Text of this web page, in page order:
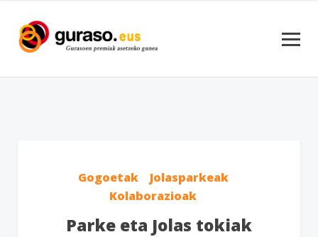
Gogoetak
Jolasparkeak
Kolaborazioak
Parke eta Jolas tokiak